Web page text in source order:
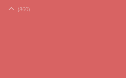
(860)